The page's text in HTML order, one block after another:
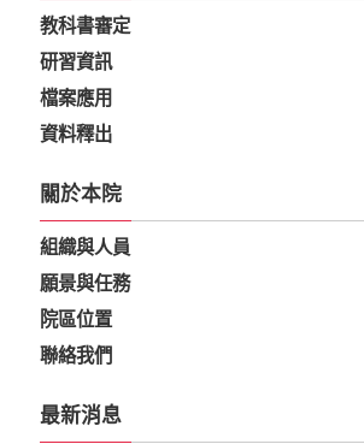
教科書審定
研習資訊
檔案應用
資料釋出
關於本院
組織與人員
願景與任務
院區位置
聯絡我們
最新消息